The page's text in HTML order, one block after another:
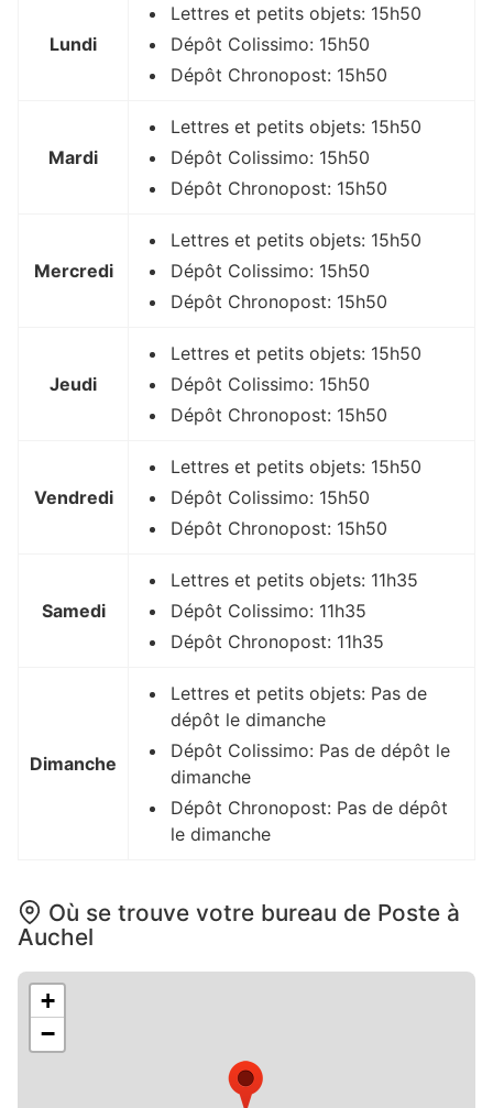
Lundi
Lettres et petits objets: 15h50
Dépôt Colissimo: 15h50
Dépôt Chronopost: 15h50
Mardi
Lettres et petits objets: 15h50
Dépôt Colissimo: 15h50
Dépôt Chronopost: 15h50
Mercredi
Lettres et petits objets: 15h50
Dépôt Colissimo: 15h50
Dépôt Chronopost: 15h50
Jeudi
Lettres et petits objets: 15h50
Dépôt Colissimo: 15h50
Dépôt Chronopost: 15h50
Vendredi
Lettres et petits objets: 15h50
Dépôt Colissimo: 15h50
Dépôt Chronopost: 15h50
Samedi
Lettres et petits objets: 11h35
Dépôt Colissimo: 11h35
Dépôt Chronopost: 11h35
Dimanche
Lettres et petits objets: Pas de
dépôt le dimanche
Dépôt Colissimo: Pas de dépôt le
dimanche
Dépôt Chronopost: Pas de dépôt
le dimanche
Où se trouve votre bureau de Poste à
Auchel
+
−